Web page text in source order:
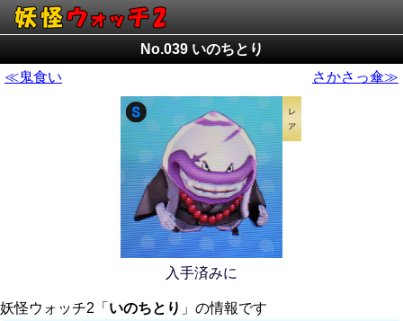
No.039 いのちとり
≪鬼食い
さかさっ傘≫
入手済みに
妖怪ウォッチ2「 いのちとり 」の情報です